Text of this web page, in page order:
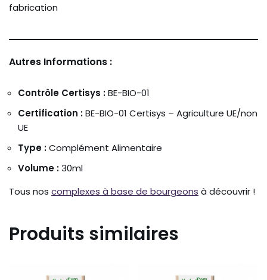
fabrication
Autres Informations :
Contrôle Certisys :BE-BIO-01
Certification :BE-BIO-01 Certisys – Agriculture UE/non
UE
Type :Complément Alimentaire
Volume :30ml
Tous nos complexes à base de bourgeons à découvrir !
Produits similaires